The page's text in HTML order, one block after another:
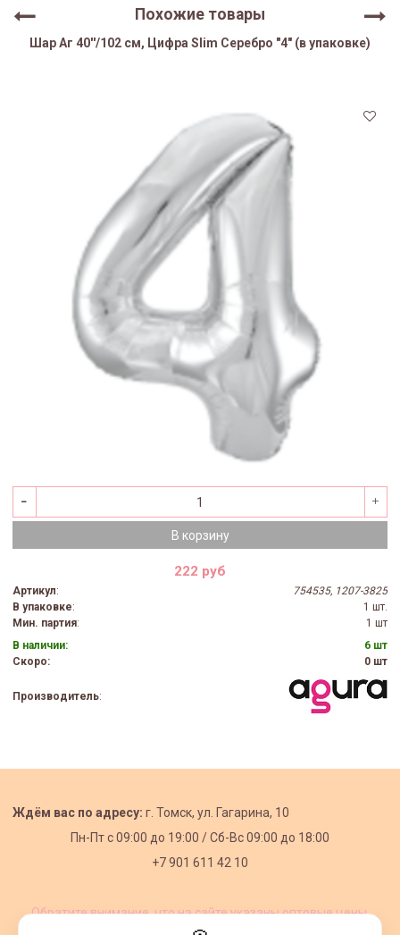
Похожие товары
Шар Аг 40''/102 см, Цифра Slim Серебро "4" (в упаковке)
В корзину
222 руб
Артикул:
754535, 1207-3825
В упаковке:
1 шт.
Мин. партия:
1 шт
В наличии:
6 шт
Скоро:
0 шт
Производитель:
Ждём вас по адресу: г. Томск, ул. Гагарина, 10
Пн-Пт с09:00 до 19:00 /Сб-Вс 09:00 до 18:00
+7 901 611 42 10
Обратите внимание, что на сайте указаны оптовые цены,